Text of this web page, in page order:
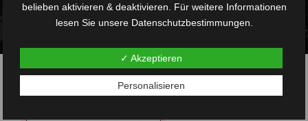
belieben aktivieren & deaktivieren. Für weitere Informationen
lesen Sie unsere Datenschutzbestimmungen.
✓ Akzeptieren
Personalisieren